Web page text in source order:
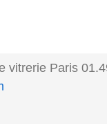
vitrerie Paris